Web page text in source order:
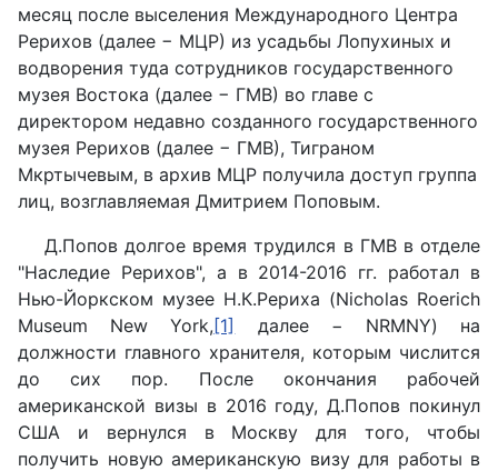
месяц после выселения Международного Центра
Рерихов (далее − МЦР) из усадьбы Лопухиных и
водворения туда сотрудников государственного
музея Востока (далее − ГМВ) во главе с
директором недавно созданного государственного
музея Рерихов (далее − ГМВ), Тиграном
Мкртычевым, в архив МЦР получила доступ группа
лиц, возглавляемая Дмитрием Поповым.
Д.Попов долгое время трудился в ГМВ в отделе
"Наследие Рерихов", а в 2014-2016 гг. работал в
Нью-Йоркском музее Н.К.Рериха (Nicholas Roerich
Museum New York, [1] далее − NRMNY) на
должности главного хранителя, которым числится
до сих пор. После окончания рабочей
американской визы в 2016 году, Д.Попов покинул
США и вернулся в Москву для того, чтобы
получить новую американскую визу для работы в